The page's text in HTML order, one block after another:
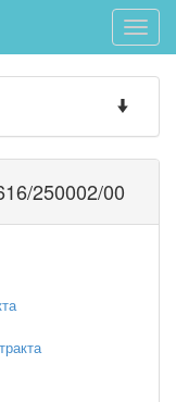
Toggle
Toggle
250002/00